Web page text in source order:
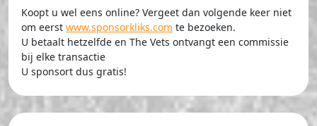
Koopt u wel eens online? Vergeet dan volgende keer niet
om eerst www.sponsorkliks.com te bezoeken.
U betaalt hetzelfde en The Vets ontvangt een commissie
bij elke transactie
U sponsort dus gratis!